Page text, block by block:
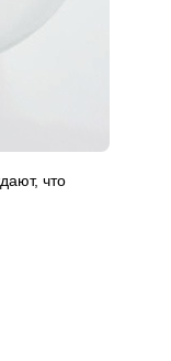
что